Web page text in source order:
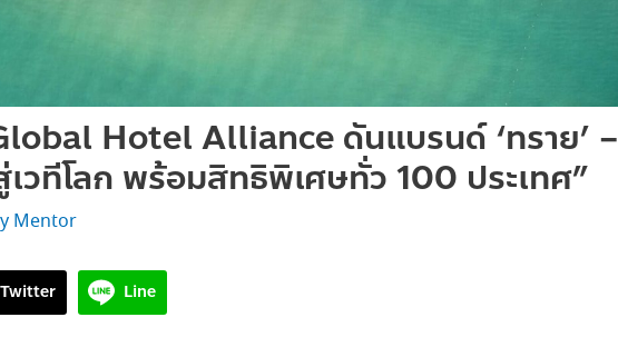
Hotel Alliance ดันแบรนด์ ‘ทราย’ –
เวทีโลก พร้อมสิทธิพิเศษทั่ว 100 ประเทศ”
Mentor
Twitter Line